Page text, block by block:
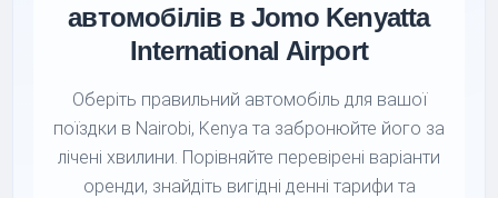
автомобілів в Jomo Kenyatta
International Airport
Оберіть правильний автомобіль для вашої
поїздки в Nairobi, Kenya та забронюйте його за
лічені хвилини. Порівняйте перевірені варіанти
оренди, знайдіть вигідні денні тарифи та